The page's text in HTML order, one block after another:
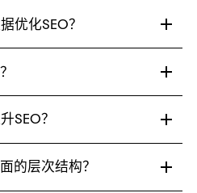
优化SEO？
SEO？
的层次结构？